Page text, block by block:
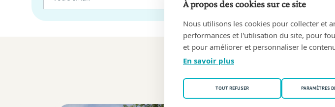
Sur la
À propos des cookies sur ce site
Nous utilisons les cookies pour collecter et
performances et l'utilisation du site, pour
et pour améliorer et personnaliser le
En savoir plus
TOUT REFUSER PARAMÈTRES